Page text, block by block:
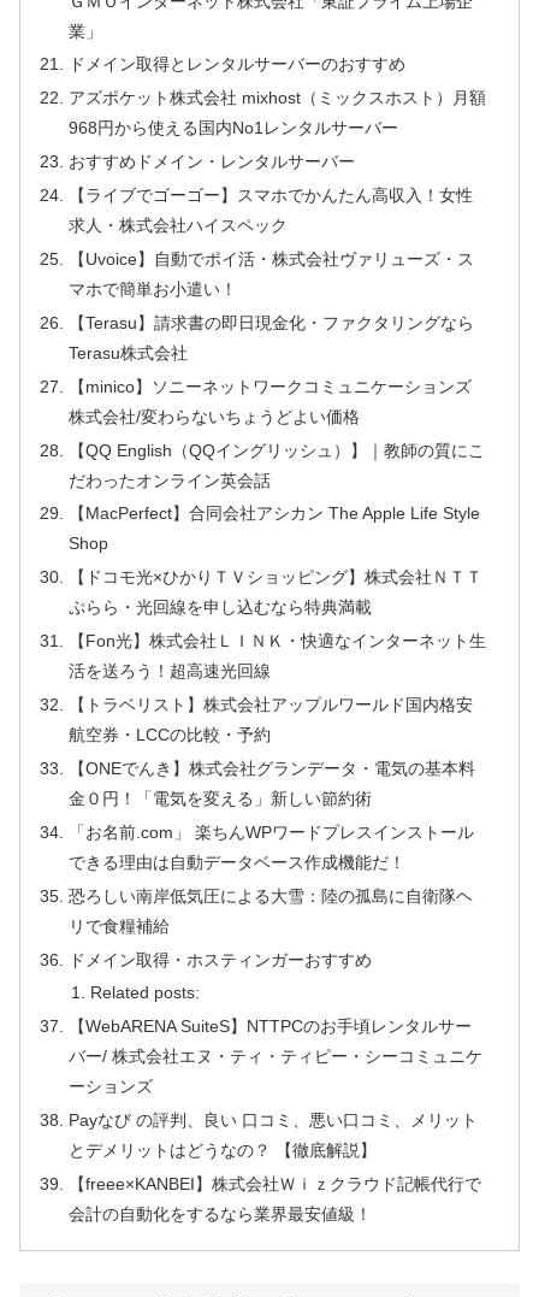
業」
ドメイン取得とレンタルサーバーのおすすめ
アズポケット株式会社 mixhost（ミックスホスト）月額
968円から使える国内No1レンタルサーバー
おすすめドメイン・レンタルサーバー
【ライブでゴーゴー】スマホでかんたん高収入！女性
求人・株式会社ハイスペック
【Uvoice】自動でポイ活・株式会社ヴァリューズ・ス
マホで簡単お小遣い！
【Terasu】請求書の即日現金化・ファクタリングなら
Terasu株式会社
【minico】ソニーネットワークコミュニケーションズ
株式会社/変わらないちょうどよい価格
【QQ English（QQイングリッシュ）】｜教師の質にこ
だわったオンライン英会話
【MacPerfect】合同会社アシカン The Apple Life Style
Shop
【ドコモ光×ひかりＴＶショッピング】株式会社ＮＴＴ
ぷらら・光回線を申し込むなら特典満載
【Fon光】株式会社ＬＩＮＫ・快適なインターネット生
活を送ろう！超高速光回線
【トラベリスト】株式会社アップルワールド国内格安
航空券・LCCの比較・予約
【ONEでんき】株式会社グランデータ・電気の基本料
金０円！「電気を変える」新しい節約術
「お名前.com」 楽ちんWPワードプレスインストール
できる理由は自動データベース作成機能だ！
恐ろしい南岸低気圧による大雪：陸の孤島に自衛隊ヘ
リで食糧補給
ドメイン取得・ホスティンガーおすすめ
Related posts:
【WebARENA SuiteS】NTTPCのお手頃レンタルサー
バー/ 株式会社エヌ・ティ・ティピー・シーコミュニケ
ーションズ
Payなび の評判、良い 口コミ、悪い口コミ、メリット
とデメリットはどうなの？ 【徹底解説】
【freee×KANBEI】株式会社Ｗｉｚクラウド記帳代行で
会計の自動化をするなら業界最安値級！